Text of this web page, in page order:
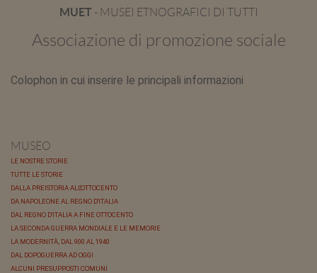
MUET - MUSEI ETNOGRAFICI DI TUTTI
Associazione di promozione sociale
Colophon in cui inserire le principali informazioni
MUSEO
LE NOSTRE STORIE
TUTTE LE STORIE
DALLA PREISTORIA ALL'OTTOCENTO
DA NAPOLEONE AL REGNO D'ITALIA
DAL REGNO D'ITALIA A FINE OTTOCENTO
LA SECONDA GUERRA MONDIALE E LE MEMORIE
LA MODERNITÀ, DAL 900 AL 1940
DAL DOPOGUERRA AD OGGI
ALCUNI PRESUPPOSTI COMUNI